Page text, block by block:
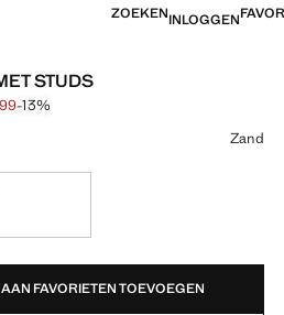
ZOEKENINLOGGEN
STUDS
prijs doorgehaald [€ 14,99 ]
12,99 ]
-13%
Zand
AAN FAVORIETEN TOEVOEGEN